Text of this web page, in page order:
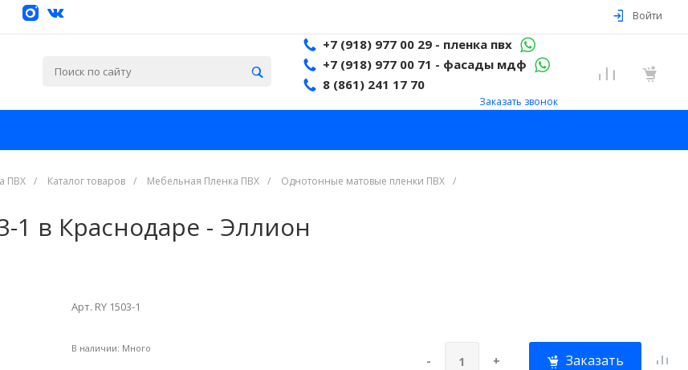
Войти
+7 (918) 977 00 29 - пленка пвх
+7 (918) 977 00 71 - фасады мдф
8 (861) 241 17 70
Заказать звонок
ПВХ / Каталог товаров / Мебельная Пленка ПВХ / Однотонные матовые пленки ПВХ /
1 в Краснодаре - Эллион
Арт. RY 1503-1
В наличии: Много
- + Заказать